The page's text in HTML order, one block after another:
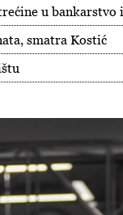
u bankarstvo
smatra Kostić